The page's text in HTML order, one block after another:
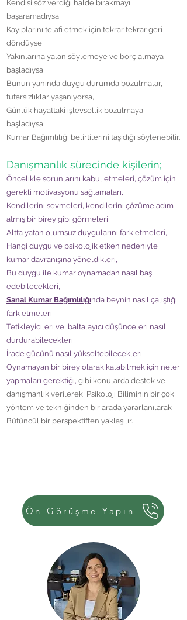
Kendisi söz verdiği halde bırakmayı
başaramadıysa,
Kayıplarını telafi etmek için tekrar tekrar geri
döndüyse,
Yakınlarına yalan söylemeye ve borç almaya
başladıysa,
Bunun yanında duygu durumda bozulmalar,
tutarsızlıklar yaşanıyorsa,
Günlük hayattaki işlevsellik bozulmaya
başladıysa,
Kumar Bağımlılığı belirtilerini taşıdığı söylenebilir.
Danışmanlık sürecinde kişilerin;
Öncelikle sorunlarını kabul etmeleri, çözüm için
gerekli motivasyonu sağlamaları,
Kendilerini sevmeleri, kendilerini çözüme adım
atmış bir birey gibi görmeleri,
Altta yatan olumsuz duygularını fark etmeleri,
Hangi duygu ve psikolojik etken nedeniyle
kumar davranışına yöneldikleri,
Bu duygu ile kumar oynamadan nasıl baş
edebilecekleri,
Sanal Kumar Bağımlılığında beynin nasıl çalıştığı
fark etmeleri,
Tetikleyicileri ve baltalayıcı düşünceleri nasıl
durdurabilecekleri,
İrade gücünü nasıl yükseltebilecekleri,
Oynamayan bir birey olarak kalabilmek için neler
yapmaları gerektiği, gibi konularda destek ve
danışmanlık verilerek, Psikoloji Biliminin bir çok
yöntem ve tekniğinden bir arada yararlanılarak
Bütüncül bir perspektiften yaklaşılır.
Ön Görüşme Yapın